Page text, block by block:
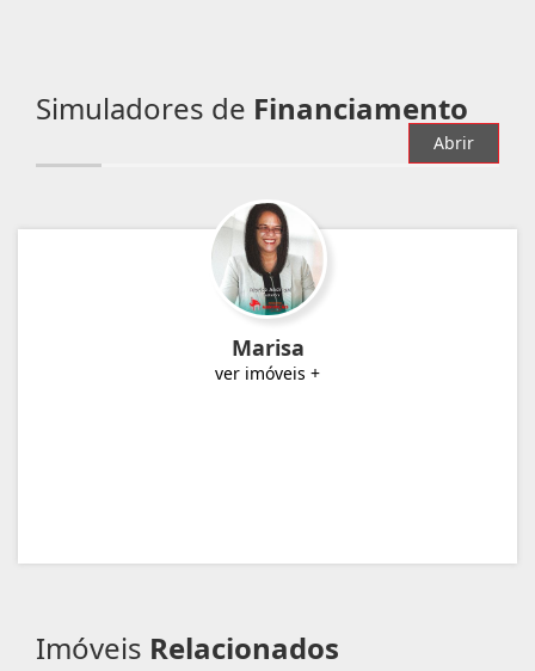
Simuladores de Financiamento
Abrir
Marisa
ver imóveis +
Imóveis Relacionados